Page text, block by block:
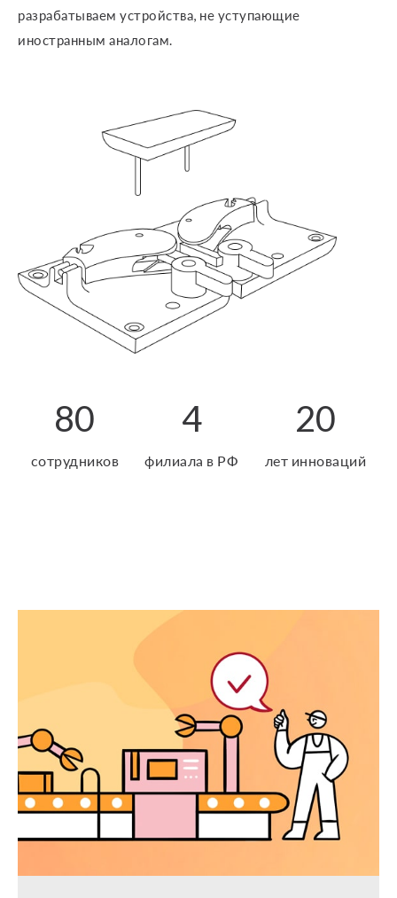
разрабатываем устройства, не уступающие
иностранным аналогам.
80
сотрудников
4
филиала в РФ
20
лет инноваций